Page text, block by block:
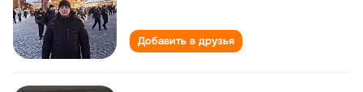
Добавить в друзья